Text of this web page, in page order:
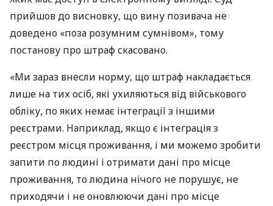
прийшов до висновку, що вину позивача не
доведено «поза розумним сумнівом», тому
постанову про штраф скасовано.
«Ми зараз внесли норму, що штраф накладається
лише на тих осіб, які ухиляються від військового
обліку, по яких немає інтеграції з іншими
реєстрами. Наприклад, якщо є інтеграція з
реєстром місця проживання, і ми можемо зробити
запити по людині і отримати дані про місце
проживання, то людина нічого не порушує, не
приходячи і не оновлюючи дані про місце